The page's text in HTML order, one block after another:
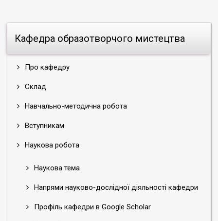
Кафедра образотворчого мистецтва
Про кафедру
Склад
Навчально-методична робота
Вступникам
Наукова робота
Наукова тема
Напрями науково-дослідної діяльності кафедри
Профіль кафедри в Google Scholar